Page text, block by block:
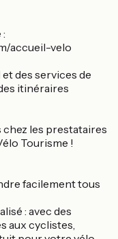
accueil-velo
des services de
itinéraires
chez les prestataires
Tourisme !
facilement tous
: avec des
aux cyclistes,